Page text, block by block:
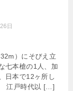
日
）にそびえ立
七本槍の1人、加
日本で12ヶ所し
江戸時代以 […]